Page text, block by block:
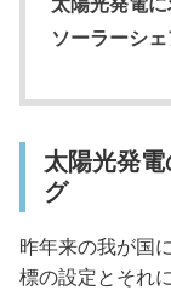
太陽光発電
ソーラーシ
太陽光発
グ
昨年来の我が国
標の設定とそれ